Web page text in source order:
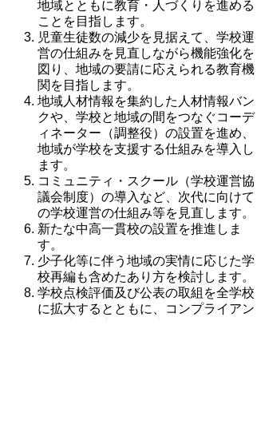
地域とともに教育・人づくりを進める
ことを目指します。
児童生徒数の減少を見据えて、学校運
営の仕組みを見直しながら機能強化を
図り、地域の要請に応えられる教育機
関を目指します。
地域人材情報を集約した人材情報バン
クや、学校と地域の間をつなぐコーデ
ィネーター（調整役）の設置を進め、
地域が学校を支援する仕組みを導入し
ます。
コミュニティ・スクール（学校運営協
議会制度）の導入など、次代に向けて
の学校運営の仕組み等を見直します。
新たな中高一貫校の設置を推進しま
す。
少子化等に伴う地域の実情に応じた学
校再編も含めたあり方を検討します。
学校点検評価及び公表の取組を全学校
に拡大するとともに、コンプライアン